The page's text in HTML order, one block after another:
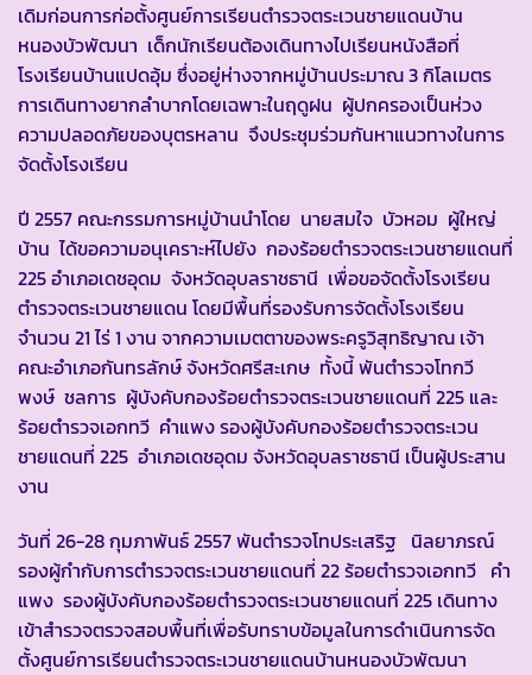
เดิมก่อนการก่อตั้งศูนย์การเรียนตำรวจตระเวนชายแดนบ้าน
หนองบัวพัฒนา เด็กนักเรียนต้องเดินทางไปเรียนหนังสือที่
โรงเรียนบ้านแปดอุ้ม ซึ่งอยู่ห่างจากหมู่บ้านประมาณ 3 กิโลเมตร
การเดินทางยากลำบากโดยเฉพาะในฤดูฝน ผู้ปกครองเป็นห่วง
ความปลอดภัยของบุตรหลาน จึงประชุมร่วมกันหาแนวทางในการ
จัดตั้งโรงเรียน
ปี 2557 คณะกรรมการหมู่บ้านนำโดย นายสมใจ บัวหอม ผู้ใหญ่
บ้าน ได้ขอความอนุเคราะห์ไปยัง กองร้อยตำรวจตระเวนชายแดนที่
225 อำเภอเดชอุดม จังหวัดอุบลราชธานี เพื่อขอจัดตั้งโรงเรียน
ตำรวจตระเวนชายแดน โดยมีพื้นที่รองรับการจัดตั้งโรงเรียน
จำนวน 21 ไร่ 1 งาน จากความเมตตาของพระครูวิสุทธิญาณ เจ้า
คณะอำเภอกันทรลักษ์ จังหวัดศรีสะเกษ ทั้งนี้ พันตำรวจโทกวี
พงษ์ ชลการ ผู้บังคับกองร้อยตำรวจตระเวนชายแดนที่ 225 และ
ร้อยตำรวจเอกทวี คำแพง รองผู้บังคับกองร้อยตำรวจตระเวน
ชายแดนที่ 225 อำเภอเดชอุดม จังหวัดอุบลราชธานี เป็นผู้ประสาน
งาน
วันที่ 26-28 กุมภาพันธ์ 2557 พันตำรวจโทประเสริฐ นิลยาภรณ์
รองผู้กำกับการตำรวจตระเวนชายแดนที่ 22 ร้อยตำรวจเอกทวี คำ
แพง รองผู้บังคับกองร้อยตำรวจตระเวนชายแดนที่ 225 เดินทาง
เข้าสำรวจตรวจสอบพื้นที่เพื่อรับทราบข้อมูลในการดำเนินการจัด
ตั้งศูนย์การเรียนตำรวจตระเวนชายแดนบ้านหนองบัวพัฒนา